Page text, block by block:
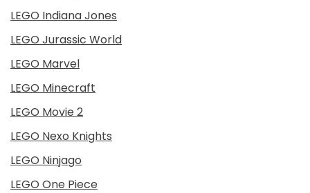
LEGO Indiana Jones
LEGO Jurassic World
LEGO Marvel
LEGO Minecraft
LEGO Movie 2
LEGO Nexo Knights
LEGO Ninjago
LEGO One Piece